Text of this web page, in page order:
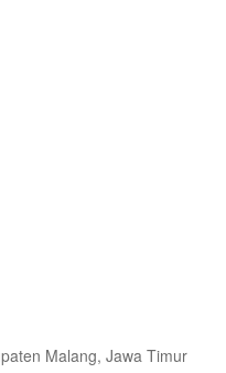
Malang, Jawa Timur